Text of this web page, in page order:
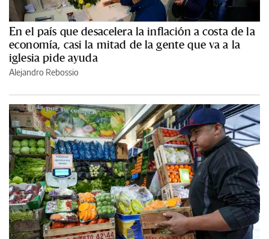
En el país que desacelera la inflación a costa de la
economía, casi la mitad de la gente que va a la
iglesia pide ayuda
Alejandro Rebossio